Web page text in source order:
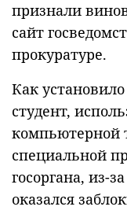
признали
сайт
прокуратуре.
Как установило
студент,
компьютерной
специальной
госоргана, из-
оказался